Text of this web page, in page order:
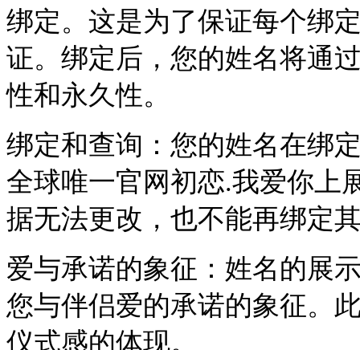
绑定。这是为了保证每个绑
证。绑定后，您的姓名将通
性和永久性。
绑定和查询：您的姓名在绑
全球唯一官网初恋.我爱你上
据无法更改，也不能再绑定
爱与承诺的象征：姓名的展
您与伴侣爱的承诺的象征。
仪式感的体现。